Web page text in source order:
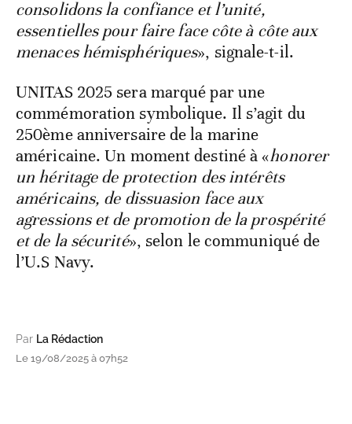
consolidons la confiance et l’unité,
essentielles pour faire face côte à côte aux
menaces hémisphériques», signale-t-il.
UNITAS 2025 sera marqué par une
commémoration symbolique. Il s’agit du
250ème anniversaire de la marine
américaine. Un moment destiné à «honorer
un héritage de protection des intérêts
américains, de dissuasion face aux
agressions et de promotion de la prospérité
et de la sécurité», selon le communiqué de
l’U.S Navy.
Par La Rédaction
Le 19/08/2025 à 07h52